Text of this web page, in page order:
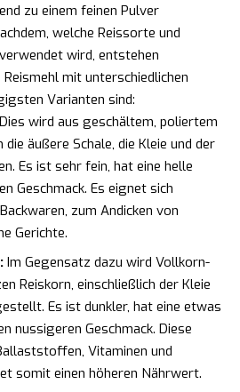
zu einem feinen Pulver
welche Reissorte und
wird, entstehen
mit unterschiedlichen
Varianten sind:
Dies wird aus geschältem, poliertem
äußere Schale, die Kleie und der
Es ist sehr fein, hat eine helle
Geschmack. Es eignet sich
zum Andicken von
Gerichte.
Im Gegensatz dazu wird Vollkorn-
Reiskorn, einschließlich der Kleie
Es ist dunkler, hat eine etwas
nussigeren Geschmack. Diese
Vitaminen und
somit einen höheren Nährwert.